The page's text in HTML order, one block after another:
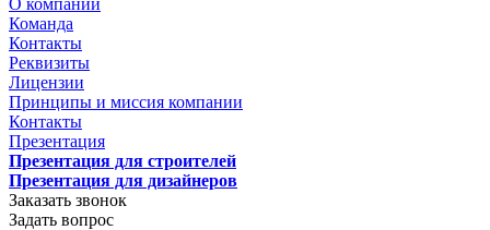
О компании
Команда
Контакты
Реквизиты
Лицензии
Принципы и миссия компании
Контакты
Презентация
Презентация для строителей
Презентация для дизайнеров
Заказать звонок
Задать вопрос